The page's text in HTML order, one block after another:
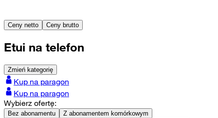
Ceny netto Ceny brutto
Etui na telefon
Zmień kategorię
Kup na paragon
Kup na paragon
Wybierz ofertę:
Bez abonamentu
Z abonamentem komórkowym